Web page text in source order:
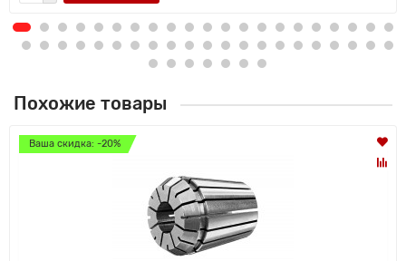
Похожие товары
Ваша скидка: -20%